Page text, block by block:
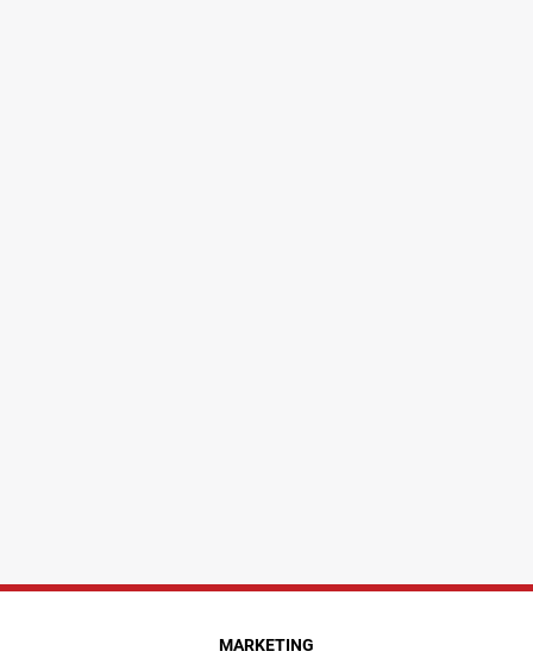
MARKETING